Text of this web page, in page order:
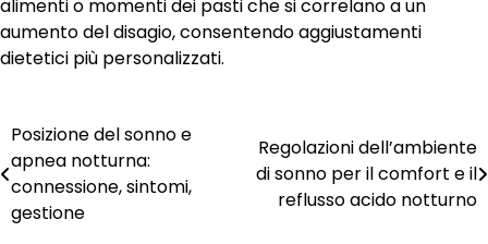
alimenti o momenti dei pasti che si correlano a un
aumento del disagio, consentendo aggiustamenti
dietetici più personalizzati.
Post
navigation
Posizione del sonno e
apnea notturna:
connessione, sintomi,
gestione
Regolazioni dell’ambiente
di sonno per il comfort e il
reflusso acido notturno